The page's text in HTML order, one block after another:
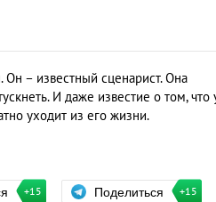
– известный сценарист. Она
И даже известие о том, что
уходит из его жизни.
+15 Поделиться +15